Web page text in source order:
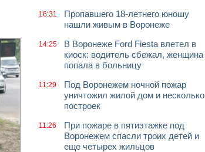
16:31
Пропавшего 18-летнего юношу
нашли живым в Воронеже
14:25
В Воронеже Ford Fiesta влетел в
киоск: водитель сбежал, женщина
попала в больницу
11:29
Под Воронежем ночной пожар
уничтожил жилой дом и несколько
построек
11:26
При пожаре в пятиэтажке под
Воронежем спасли троих детей и
еще четырех жильцов